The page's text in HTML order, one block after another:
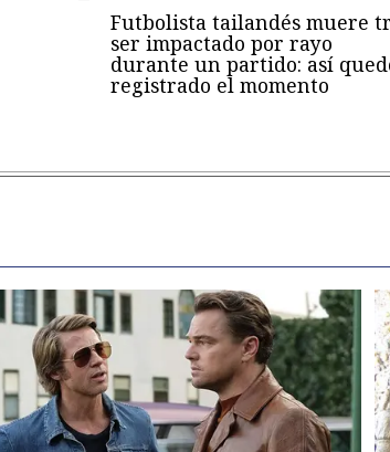
Futbolista tailandés muere
ser impactado por rayo
durante un partido: así
registrado el momento